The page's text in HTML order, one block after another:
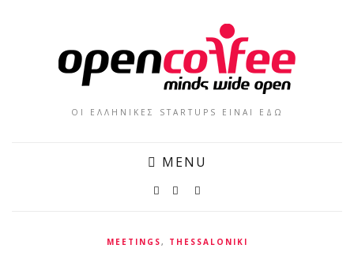
ΟΙ ΕΛΛΗΝΙΚΕΣ STARTUPS ΕΙΝΑΙ ΕΔΩ
MENU
MEETINGS, THESSALONIKI